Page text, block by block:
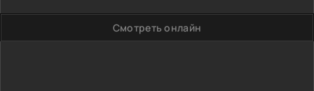
Смотреть онлайн